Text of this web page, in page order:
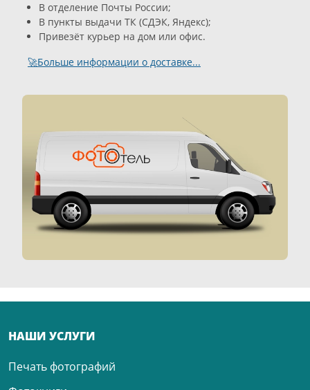
В отделение Почты России;
В пункты выдачи ТК (СДЭК, Яндекс);
Привезёт курьер на дом или офис.
🚀Больше информации о доставке...
НАШИ УСЛУГИ
Печать фотографий